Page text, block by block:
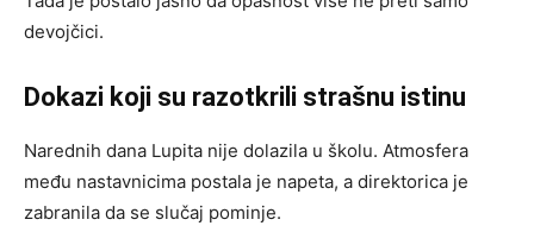
devojčici.
Dokazi koji su razotkrili strašnu istinu
Narednih dana Lupita nije dolazila u školu. Atmosfera
među nastavnicima postala je napeta, a direktorica je
zabranila da se slučaj pominje.